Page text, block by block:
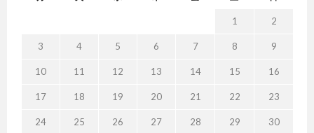
1 2
3 4 5 6 7 8 9
10 11 12 13 14 15 16
17 18 19 20 21 22 23
24 25 26 27 28 29 30